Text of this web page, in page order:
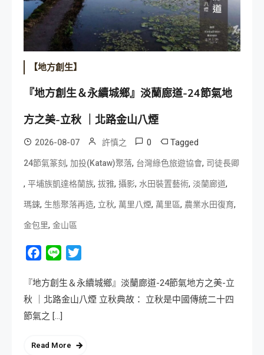
【地方創生】
『地方創生＆永續城鄉』淡蘭廊道-24節氣地
方之美-立秋 ｜北路金山八煙
2026-08-07 許慎之 0 Tagged
24節氣篆刻, 加投(Kataw)聚落, 台灣綠色旅遊協會, 司徒長卿
, 平埔族凱達格蘭族, 拔雅, 攝影, 水田裝置藝術, 淡蘭廊道,
瑪鋉, 生態聚落再造, 立秋, 萬里八煙, 萬里區, 農業水田復育,
金包里, 金山區
Facebook
Line
『地方創生＆永續城鄉』淡蘭廊道-24節氣地方之美-立
秋 ｜北路金山八煙 立秋典故： 立秋是中國傳統二十四
節氣之 […]
Read More